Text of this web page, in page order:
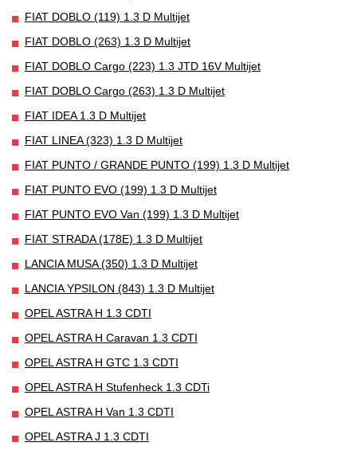
FIAT DOBLO (119) 1.3 D Multijet
FIAT DOBLO (263) 1.3 D Multijet
FIAT DOBLO Cargo (223) 1.3 JTD 16V Multijet
FIAT DOBLO Cargo (263) 1.3 D Multijet
FIAT IDEA 1.3 D Multijet
FIAT LINEA (323) 1.3 D Multijet
FIAT PUNTO / GRANDE PUNTO (199) 1.3 D Multijet
FIAT PUNTO EVO (199) 1.3 D Multijet
FIAT PUNTO EVO Van (199) 1.3 D Multijet
FIAT STRADA (178E) 1.3 D Multijet
LANCIA MUSA (350) 1.3 D Multijet
LANCIA YPSILON (843) 1.3 D Multijet
OPEL ASTRA H 1.3 CDTI
OPEL ASTRA H Caravan 1.3 CDTI
OPEL ASTRA H GTC 1.3 CDTI
OPEL ASTRA H Stufenheck 1.3 CDTi
OPEL ASTRA H Van 1.3 CDTI
OPEL ASTRA J 1.3 CDTI